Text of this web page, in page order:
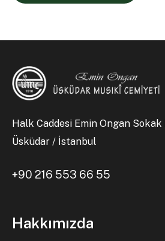
Halk Caddesi Emin Ongan Sokak
Üsküdar / İstanbul
+90 216 553 66 55
Hakkımızda